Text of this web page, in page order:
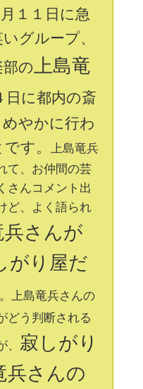
１１日に急
グループ、
の
上島竜
日に都内の斎
やかに行わ
す。
上島竜兵
て、お仲間の芸
さんコメント出
ど、よく語られ
兵さんが
がり屋だ
上島竜兵さんの
どう判断される
寂しがり
兵さんの